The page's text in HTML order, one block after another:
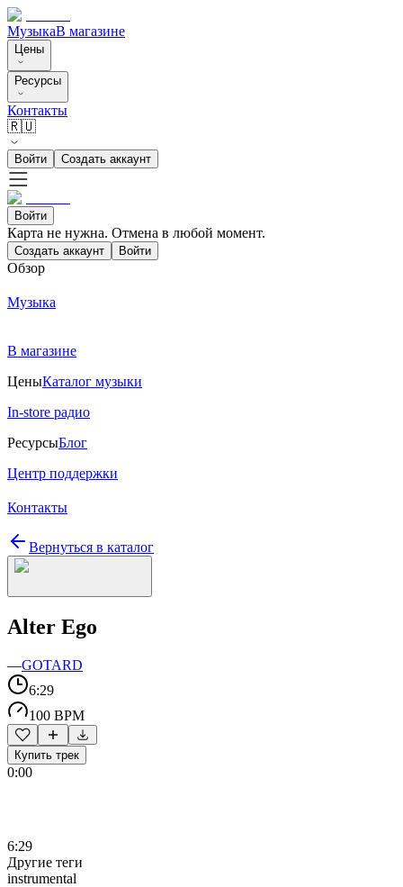
МузыкаВ магазине
Цены
Ресурсы
Контакты
🇷🇺
Войти Создать аккаунт
Войти
Карта не нужна. Отмена в любой момент.
Создать аккаунт Войти
Обзор
Музыка
В магазине
ЦеныКаталог музыки
In-store радио
РесурсыБлог
Центр поддержки
Контакты
Вернуться в каталог
Alter Ego
—GOTARD
6:29
100 BPM
Купить трек
0:00
6:29
Другие теги
instrumental